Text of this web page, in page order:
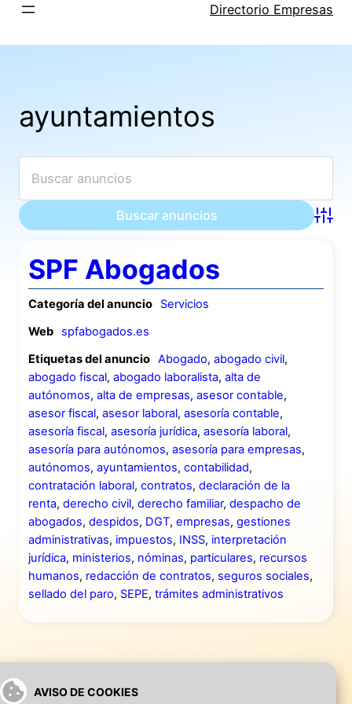
AVISO DE COOKIES
Saltar
Directorio Empresas
ayuntamientos
SPF Abogados
Categoría del anuncio
Servicios
Web
spfabogados.es
Etiquetas del anuncio Abogado, abogado civil,
abogado fiscal, abogado laboralista, alta de
autónomos, alta de empresas, asesor contable,
asesor fiscal, asesor laboral, asesoría contable,
asesoría fiscal, asesoría jurídica, asesoría laboral,
asesoría para autónomos, asesoría para empresas,
autónomos, ayuntamientos, contabilidad,
contratación laboral, contratos, declaración de la
renta, derecho civil, derecho familiar, despacho de
abogados, despidos, DGT, empresas, gestiones
administrativas, impuestos, INSS, interpretación
jurídica, ministerios, nóminas, particulares, recursos
humanos, redacción de contratos, seguros sociales,
sellado del paro, SEPE, trámites administrativos